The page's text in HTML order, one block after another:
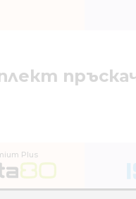
Plus